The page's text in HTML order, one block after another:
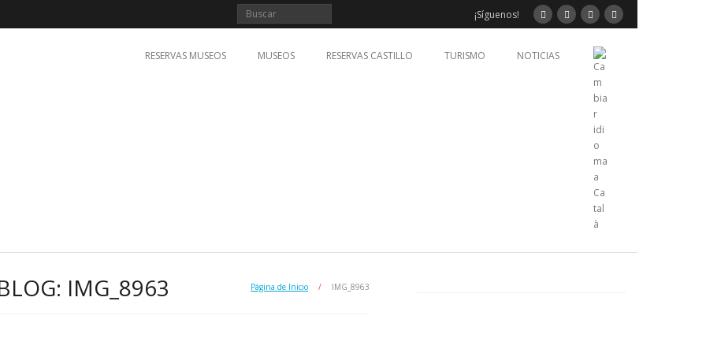
¡Síguenos!
RESERVAS MUSEOS MUSEOS RESERVAS CASTILLO TURISMO NOTICIAS
IMG_8963 Página de Inicio / IMG_8963